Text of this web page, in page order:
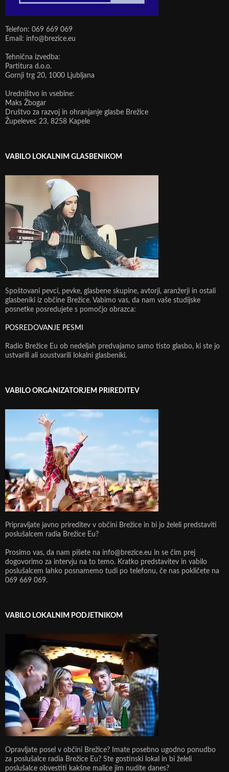
Telefon: 069 669 069
Email: info@brezice.eu
Tehnična izvedba:
Partitura d.o.o.
Gornji trg 20, 1000 Ljubljana
Uredništvo in vsebine:
Maks Žbogar
Društvo za razvoj in ohranjanje glasbe Brežice
Župelevec 23, 8258 Kapele
VABILO LOKALNIM GLASBENIKOM
Spoštovani pevci, pevke, glasbene skupine, avtorji, aranžerji in ostali
glasbeniki iz občine Brežice. Vabimo vas, da nam vaše studijske
posnetke posredujete s pomočjo obrazca:
POSREDOVANJE PESMI
Radio Brežice Eu ob nedeljah predvajamo samo tisto glasbo, ki ste jo
ustvarili ali soustvarili lokalni glasbeniki.
VABILO ORGANIZATORJEM PRIREDITEV
Pripravljate javno prireditev v občini Brežice in bi jo želeli predstaviti
poslušalcem radia Brežice Eu?
Prosimo vas, da nam pišete na info@brezice.eu in se čim prej
dogovorimo za intervju na to temo. Kratko predstavitev in vabilo
poslušalcem lahko posnamemo tudi po telefonu, če nas pokličete na
069 669 069.
VABILO LOKALNIM PODJETNIKOM
Opravljate posel v občini Brežice? Imate posebno ugodno ponudbo
za poslušalce radia Brežice Eu? Ste gostinski lokal in bi želeli
poslušalce obvestiti kakšne malice jim nudite danes?